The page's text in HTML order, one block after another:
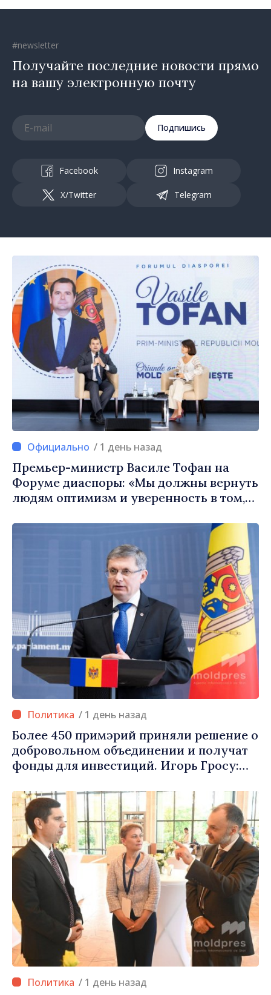
#newsletter
Получайте последние новости прямо
на вашу электронную почту
Подпишись
Facebook Instagram
X/Twitter Telegram
/ 1 день назад
Премьер-министр Василе Тофан на
Форуме диаспоры: «Мы должны вернуть
людям оптимизм и уверенность в том,
правильном направлении»
/ 1 день назад
Более 450 примэрий приняли решение о
добровольном объединении и получат
фонды для инвестиций. Игорь Гросу:
населённым пунктам шанс
развиваться»
/ 1 день назад